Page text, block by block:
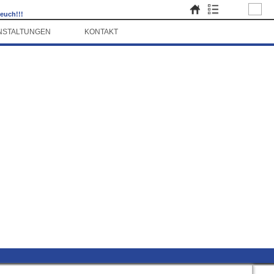
KONTAKT